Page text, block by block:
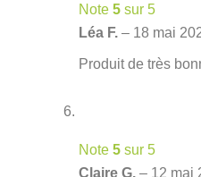
Note 5 sur 5
Léa F. – 18 mai
Produit de très
Note 5 sur 5
Claire G. – 12 mai